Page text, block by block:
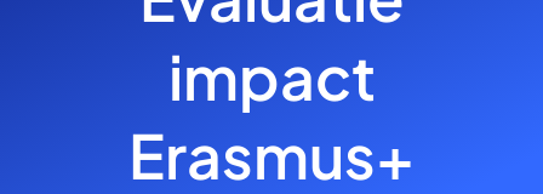
impact
Erasmus+